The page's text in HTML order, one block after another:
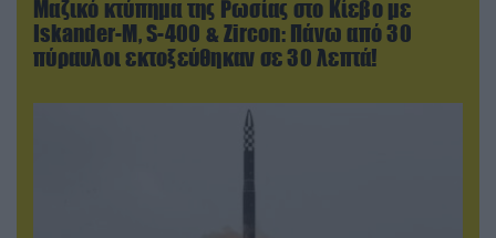
Μαζικό κτύπημα της Ρωσίας στο Κίεβο με
Iskander-Μ, S-400 & Zircon: Πάνω από 30
πύραυλοι εκτοξεύθηκαν σε 30 λεπτά!